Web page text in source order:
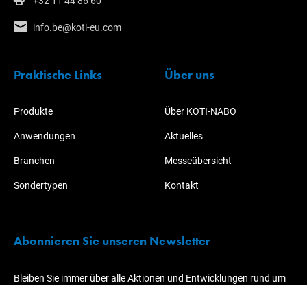
info.be@koti-eu.com
Praktische Links
Produkte
Anwendungen
Branchen
Sondertypen
Über uns
Über KOTI-NABO
Aktuelles
Messeübersicht
Kontakt
Abonnieren Sie unseren Newsletter
Bleiben Sie immer über alle Aktionen und Entwicklungen rund um